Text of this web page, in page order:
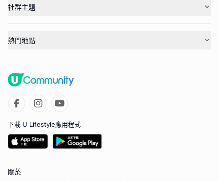
社群主題
熱門地點
下載 U Lifestyle應用程式
關於